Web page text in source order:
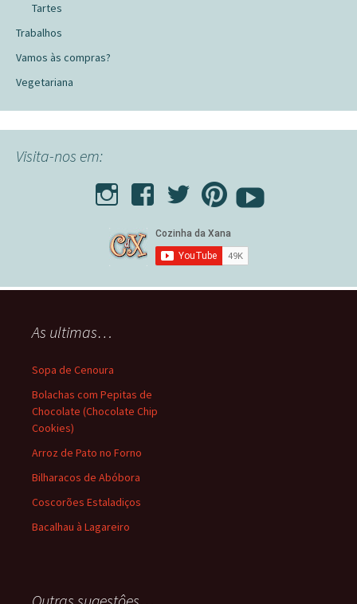
Tartes
Trabalhos
Vamos às compras?
Vegetariana
Visita-nos em:
As ultimas…
Sopa de Cenoura
Bolachas com Pepitas de
Chocolate (Chocolate Chip
Cookies)
Arroz de Pato no Forno
Bilharacos de Abóbora
Coscorões Estaladiços
Bacalhau à Lagareiro